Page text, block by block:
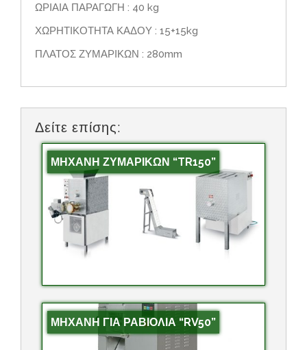
ΩΡΙΑΙΑ ΠΑΡΑΓΩΓΗ : 40 kg
ΧΩΡΗΤΙΚΟΤΗΤΑ ΚΑΔΟΥ : 15+15kg
ΠΛΑΤΟΣ ΖΥΜΑΡΙΚΩΝ : 280mm
Δείτε επίσης:
ΜΗΧΑΝΗ ΖΥΜΑΡΙΚΩΝ “TR150”
ΜΗΧΑΝΗ ΓΙΑ ΡΑΒΙΟΛΙΑ “RV50”